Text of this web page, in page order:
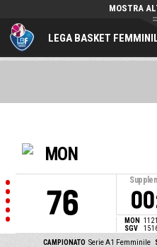
LEGA BASKET
MOSTRA
MON
76 MON 11 21
SGV
15
CAMPIONATO Serie A1 Femminile